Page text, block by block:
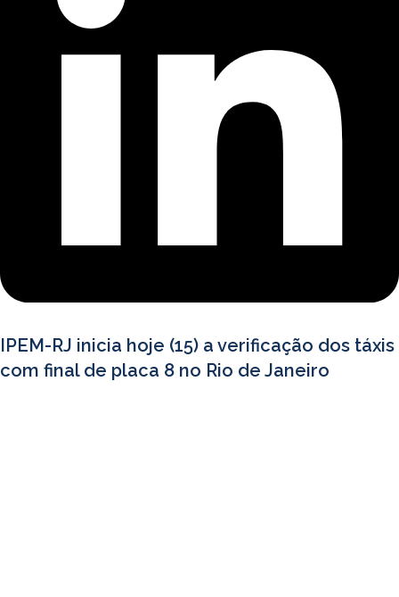
IPEM-RJ inicia hoje (15) a verificação dos táxis
com final de placa 8 no Rio de Janeiro